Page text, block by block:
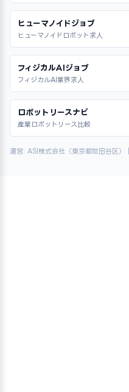
ヒューマノイドジョブ
ヒューマノイドロボット求人
フィジカルAIジョブ
フィジカルAI業界求人
ロボットリースナビ
産業ロボットリース比較
運営: ASI株式会社（東京都世田谷区）｜